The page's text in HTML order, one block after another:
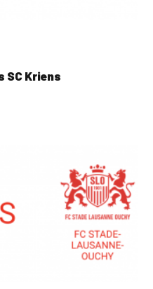
SC Kriens